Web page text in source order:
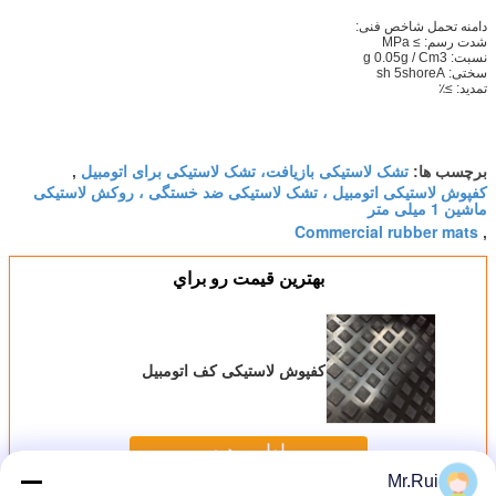
12
1.2 پوند
14
1.4 پوند
20
22
25
دامنه تحمل شاخص فنی:
شدت رسم: ≥ MPa
نسبت: g 0.05g / Cm3
سختی: sh 5shoreA
تمدید: ≥٪
برچسب ها: تشک لاستیکی بازیافت، تشک لاستیکی برای اتومبیل ,
کفپوش لاستیکی اتومبیل ، تشک لاستیکی ضد خستگی ، روکش لاستیکی
ماشین 1 میلی متر
,
Commercial rubber mats
بهترين قيمت رو براي
کفپوش لاستیکی کف اتومبیل
ادامه هید
Mr.Rui